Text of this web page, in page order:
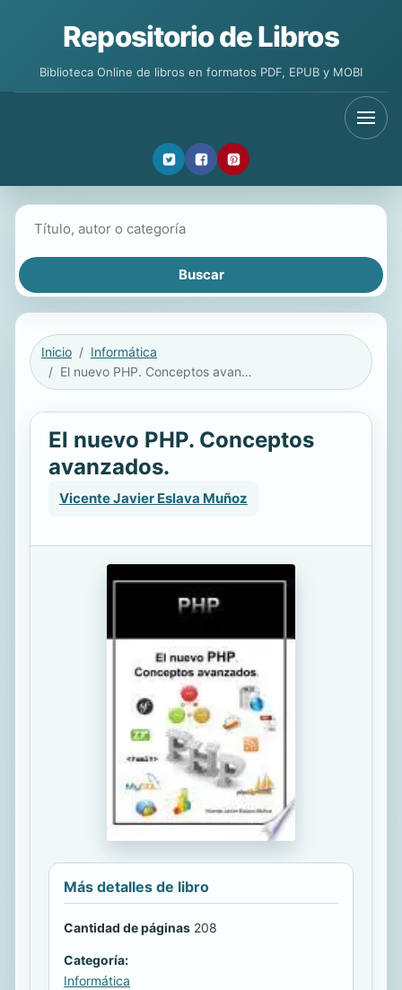
Repositorio de Libros
Biblioteca Online de libros en formatos PDF, EPUB y MOBI
Inicio
Informática
El nuevo PHP. Conceptos avanzados.
El nuevo PHP. Conceptos
avanzados.
Vicente Javier Eslava Muñoz
Más detalles de libro
Cantidad de páginas 208
Categoría:
Informática